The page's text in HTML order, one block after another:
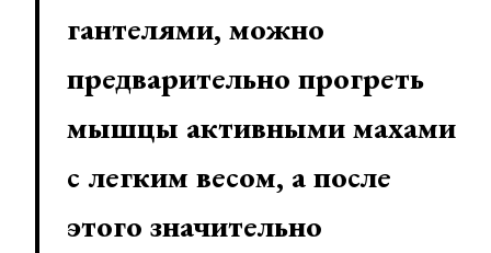
гантелями, можно
предварительно прогреть
мышцы активными махами
с легким весом, а после
этого значительно